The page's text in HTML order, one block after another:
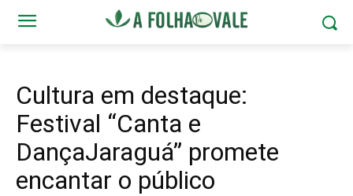
Cultura em destaque:
Festival “Canta e
DançaJaraguá” promete
encantar o público